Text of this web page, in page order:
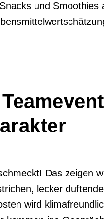
und Smoothies
Das zeigen
lecker
wird